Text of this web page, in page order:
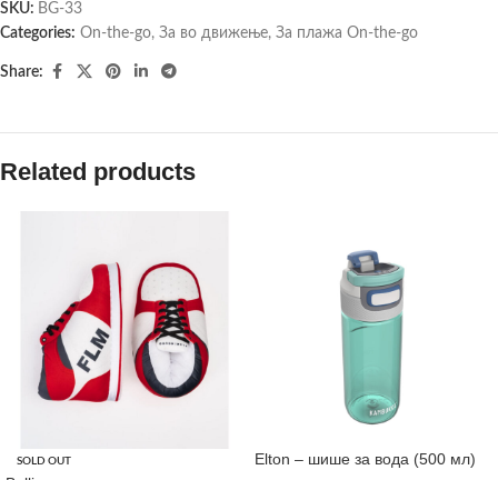
SKU: BG-33
Categories: On-the-go, За во движење, За плажа On-the-go
Share:
Related products
SOLD OUT Elton – шише за вода (500 мл)